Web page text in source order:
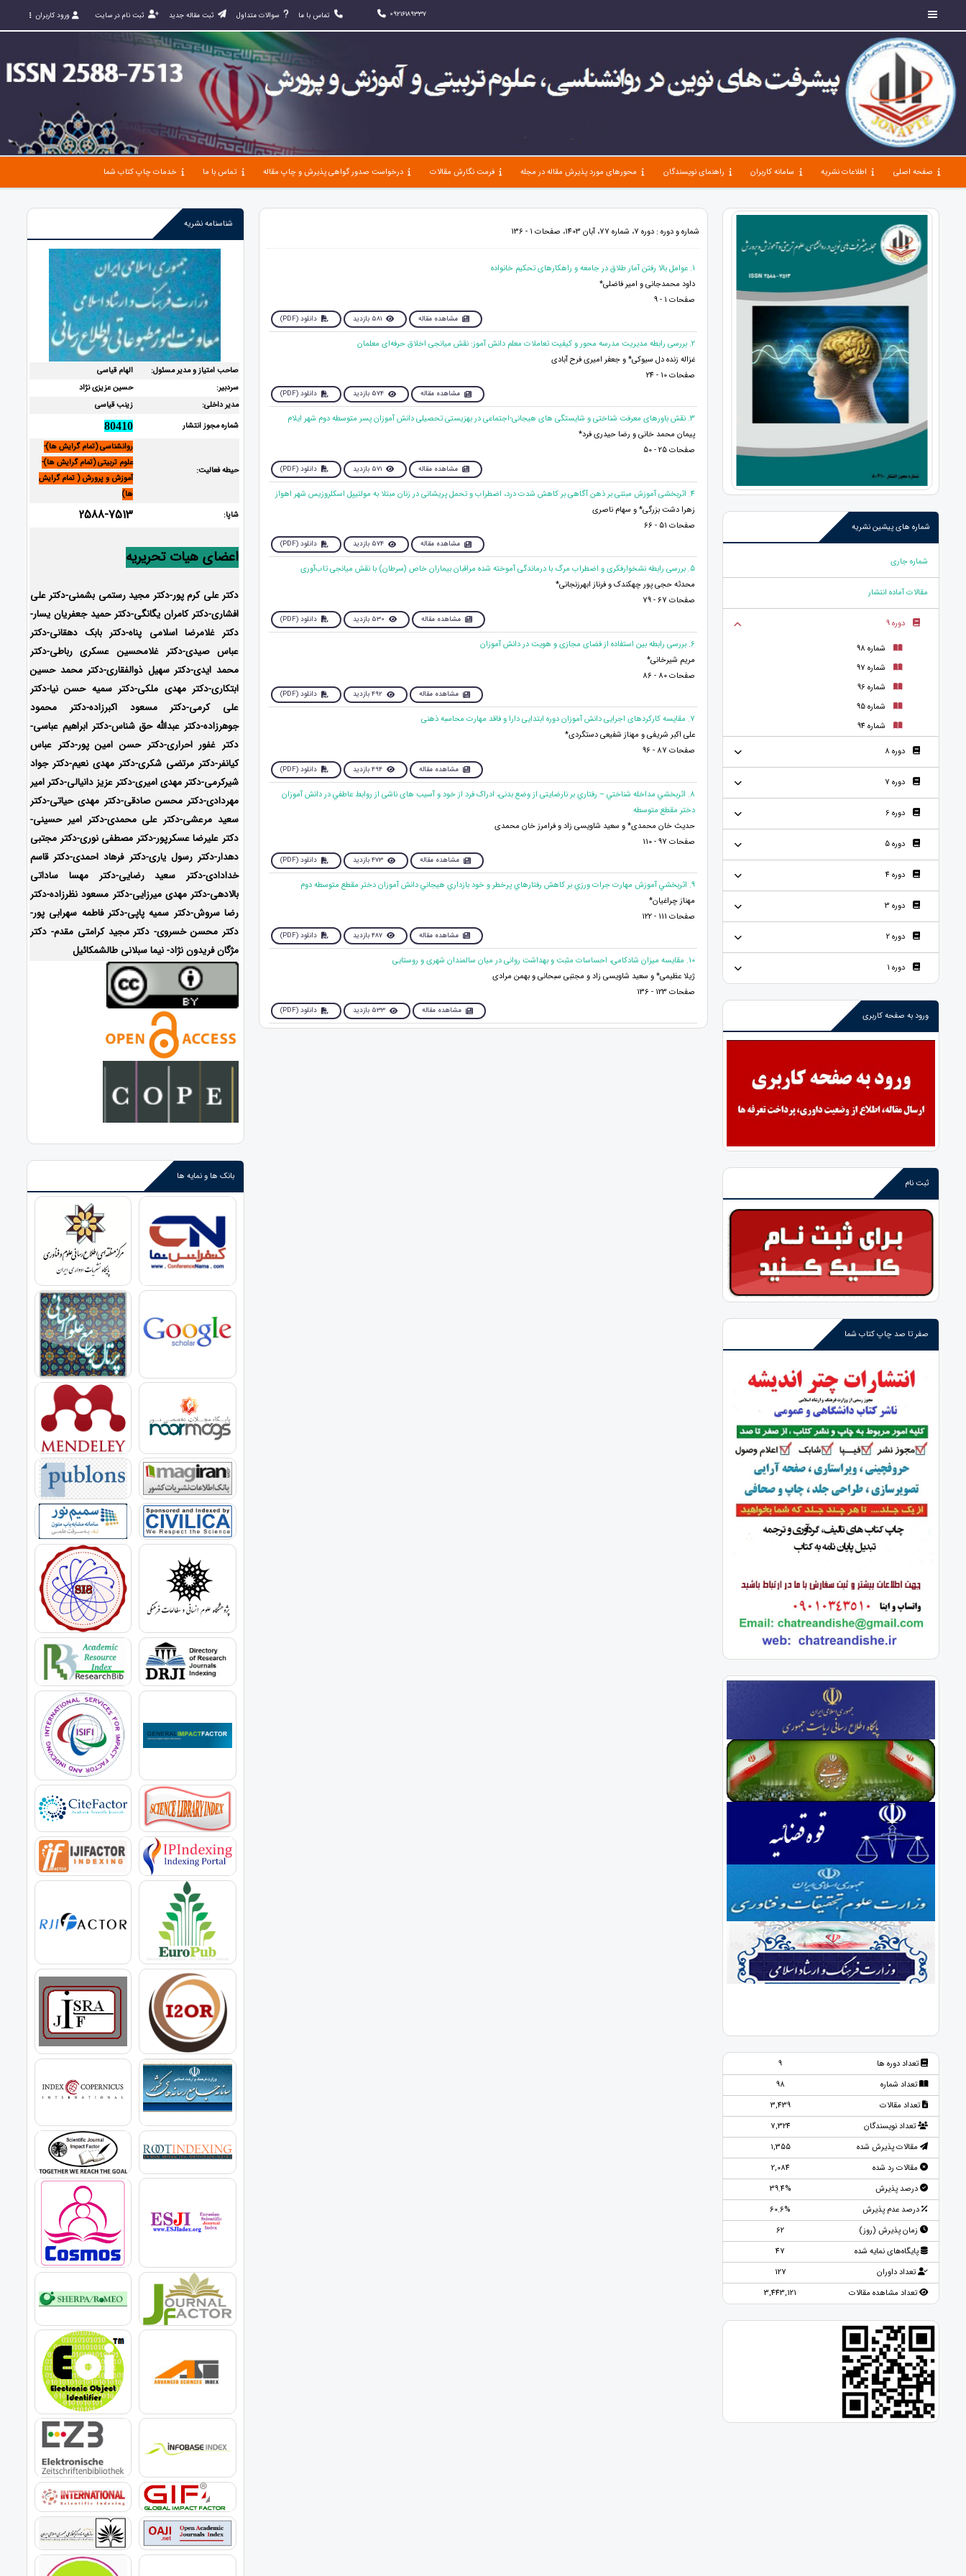
09216189337 تماس با ما سوالات متداول ثبت مقاله جدید ثبت نام در سایت ورود کاربران
صفحه اصلی اطلاعات نشریه سامانه کاربران راهنمای نویسندگان محورهای مورد پذیرش مقاله در مجله فرمت نگارش مقالات درخواست صدور گواهی پذیرش و چاپ مقاله تماس با ما خدمات چاپ کتاب شما
شماره های پیشین نشریه
شماره جاری
مقالات آماده انتشار
دوره 9
شماره 98
شماره 97
شماره 96
شماره 95
شماره 94
دوره 8
دوره 7
دوره 6
دوره 5
دوره 4
دوره 3
دوره 2
دوره 1
ورود به صفحه کاربری
ثبت نام
صفر تا صد چاپ کتاب شما
تعداد دوره ها
9
تعداد شماره
98
تعداد مقالات
3,439
تعداد نویسندگان
7,324
مقالات پذیرش شده
1,355
مقالات رد شده
2,084
درصد پذیرش
39.4%
درصد عدم پذیرش
60.6%
زمان پذیرش (روز)
62
پایگاه‌های نمایه شده
47
تعداد داوران
127
تعداد مشاهده مقالات
3,443,121
شماره و دوره : دوره 7، شماره 77، آبان 1403، صفحات 1 - 136
1. عوامل بالا رفتن آمار طلاق در جامعه و راهکارهای تحکیم خانواده
داود محمدجانی و امیر فاضلی*
صفحات 1 - 9
مشاهده مقاله 581 بازدید دانلود (PDF)
2. بررسی رابطه مدیریت مدرسه محور و کیفیت تعاملات معلم دانش آموز: نقش میانجی اخلاق حرفه‌ای معلمان
غزاله زنده دل سیوکی* و جعفر امیری فرح آبادی
صفحات 10 - 24
مشاهده مقاله 574 بازدید دانلود (PDF)
3. نقش باورهای معرفت شناختی و شایستگی های هیجانی-اجتماعی در بهزیستی تحصیلی دانش آموزان پسر متوسطه دوم شهر ایلام
پیمان محمد خانی و رضا حیدری فرد*
صفحات 25 - 50
مشاهده مقاله 571 بازدید دانلود (PDF)
4. اثربخشی آموزش مبتنی بر ذهن آگاهی بر کاهش شدت درد، اضطراب و تحمل پریشانی در زنان مبتلا به مولتیپل اسکلروزیس شهر اهواز
زهرا دشت بزرگی* و سهام ناصری
صفحات 51 - 66
مشاهده مقاله 574 بازدید دانلود (PDF)
5. بررسی رابطه نشخوارفکری و اضطراب مرگ با درماندگی آموخته شده مراقبان بیماران خاص (سرطان) با نقش میانجی تاب‌آوری
محدثه حجی پور چهکندک و فرناز ابهرزنجانی*
صفحات 67 - 79
مشاهده مقاله 530 بازدید دانلود (PDF)
6. بررسی رابطه بین استفاده از فضای مجازی و هویت در دانش آموزان
مریم شیرخانی*
صفحات 80 - 86
مشاهده مقاله 492 بازدید دانلود (PDF)
7. مقایسه کارکردهای اجرایی دانش آموزان دوره ابتدایی دارا و فاقد مهارت محاسبه ذهنی
علی اکبر شریفی و مهناز شفیعی دستگردی*
صفحات 87 - 96
مشاهده مقاله 494 بازدید دانلود (PDF)
8. اثربخشي مداخله شناختي – رفتاري بر نارضایتی از وضع بدنی، ادراک فرد از خود و آسیب های ناشی از روابط عاطفي در دانش آموزان
دختر مقطع متوسطه
حدیث خان محمدی* و سعید شاویسی زاد و فرامرز خان محمدی
صفحات 97 - 110
مشاهده مقاله 473 بازدید دانلود (PDF)
9. اثربخشي آموزش مهارت جرات ورزي بر كاهش رفتارهاي پرخطر و خود بازداري هيجاني دانش آموزان دختر مقطع متوسطه دوم
مهناز چراغیان*
صفحات 111 - 122
مشاهده مقاله 487 بازدید دانلود (PDF)
10. مقایسه میزان شادکامی، احساسات مثبت و بهداشت روانی در میان سالمندان شهری و روستایی
ژیلا عظیمی* و سعید شاویسی زاد و مجتبی سبحانی و بهمن مرادی
صفحات 123 - 136
مشاهده مقاله 533 بازدید دانلود (PDF)
شناسنامه نشریه
صاحب امتیاز و مدیر مسئول:
الهام قیاسی
سردبیر:
حسین عزیزی نژاد
مدیر داخلی:
زینب قیاسی
شماره مجوز انتشار
80410
حیطه فعالیت:
روانشناسی (تمام گرایش ها)-
علوم تربیتی (تمام گرایش ها)-
آموزش و پرورش ( تمام گرایش
ها)
شاپا:
2588-7513
اعضای هیات تحریریه
دکتر علی کرم پور-دکتر مجید رستمی بشمنی-دکتر علی
افشاری-دکتر کامران یگانگی-دکتر حمید جعفریان یسار-
دکتر غلامرضا اسلامی پناه-دکتر بابک دهقانی-دکتر
عباس صیدی-دکتر غلامحسین عسکری رباطی-دکتر
محمد ایدی-دکتر سهیل ذوالفقاری-دکتر محمد حسین
ابتکاری-دکتر مهدی ملکی-دکتر سمیه حسن نیا-دکتر
علی کرمی-دکتر مسعود اکبرزاده-دکتر محمود
جوهرزاده-دکتر عبدالله حق شناس-دکتر ابراهیم عباسی-
دکتر غفور احراری-دکتر حسن امین پور-دکتر عباس
کیانفر-دکتر مرتضی شکری-دکتر مهدی نعیم-دکتر جواد
شیرکرمی-دکتر مهدی امیری-دکتر عزیز دانیالی-دکتر امیر
مهردادی-دکتر محسن صادقی-دکتر مهدی حیاتی-دکتر
سعید مرعشی-دکتر علی محمدی-دکتر امیر حسینی-
دکتر علیرضا عسکرپور-دکتر مصطفی نوری-دکتر مجتبی
دهدار-دکتر رسول یاری-دکتر فرهاد احمدی-دکتر قاسم
خدادادی-دکتر سعید رضایی-دکتر مهسا ساداتی
بالادهی-دکتر مهدی میرزایی-دکتر مسعود نظرزاده-دکتر
رضا سروش-دکتر سمیه پاپی-دکتر فاطمه سهرابی پور-
دکتر محسن خسروی- دکتر مجید کرامتی مقدم- دکتر
مژگان فریدون نژاد- نیما سبلانی طالشمکائیل
بانک ها و نمایه ها